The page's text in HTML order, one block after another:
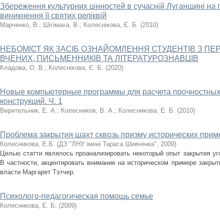
Збереження культурних цінностей в сучасній Луганщині на
виникнення її святих реліквій
Марченко, В.; Шігімаха, В.; Колеснікова, Є. Б. (2010)
НЕБОМІСТ ЯК ЗАСІБ ОЗНАЙОМЛЕННЯ СТУДЕНТІВ З
ВЧЕНИХ, ПИСЬМЕННИКІВ ТА ЛІТЕРАТУРОЗНАВЦІВ
Кладова, О. В.; Колеснікова, Є. Б. (2020)
Новые компьютерные программы для расчета
конструкций. Ч. 1
Верительник, Е. А.; Колесников, В. А.; Колесникова, Е. Б. (2010)
Проблема закрытия шахт сквозь призму исторических
Колесникова, Е.Б. (ДЗ "ЛНУ імені Тараса Шевченка", 2009)
Целью статти являлось проанализировать некоторый опыт закрытия
В частности, акцентировать внимание на историческом примере
власти Маргарет Тэтчер.
Психолого-педагогическая помощь семье
Колесникова, Е. Б. (2009)